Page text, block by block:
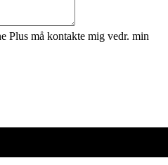
Plus må kontakte mig vedr. min